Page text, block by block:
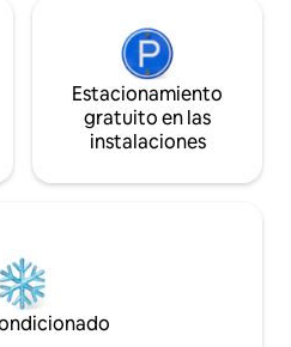
Estacionamiento
gratuito en las
instalaciones